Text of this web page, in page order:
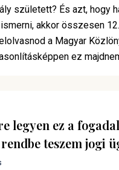
született? És azt, hogy
akkor összesen
a Magyar
ez
legyen ez a
teszem jogi